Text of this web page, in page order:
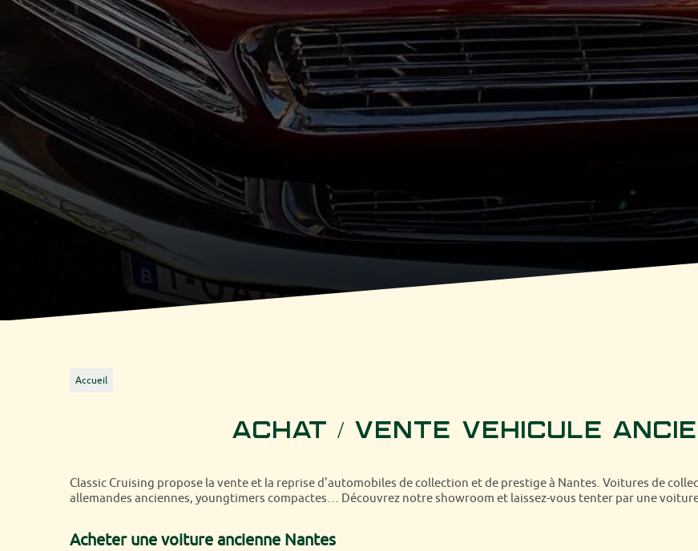
Accueil
Achat / Vente Véhicule
Classic Cruising propose la vente et la reprise d'automobiles de collection et de prestige à Nantes. Voitures de
allemandes anciennes, youngtimers compactes… Découvrez notre showroom et laissez-vous tenter par une
Acheter une voiture ancienne Nantes